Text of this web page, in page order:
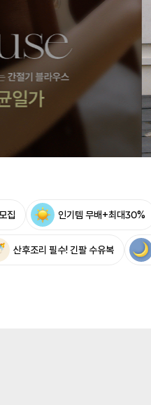
집 인기템 무배+최대30%
산후조리 필수! 긴팔 수유복